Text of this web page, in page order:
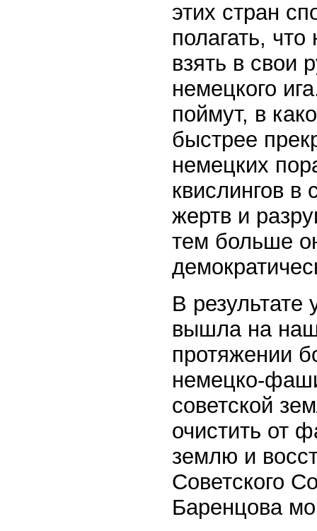
этих стран
полагать,
взять в свои
немецкого
поймут, в
быстрее
немецких
квислингов
жертв и
тем больше
В
вышла на
протяжении
немецко-
советской
очистить от
землю и
Советского
Баренцова